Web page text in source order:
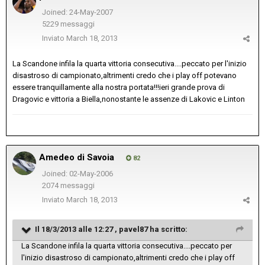
Joined: 24-May-2007
5229 messaggi
Inviato March 18, 2013
La Scandone infila la quarta vittoria consecutiva....peccato per l'inizio
disastroso di campionato,altrimenti credo che i play off potevano
essere tranquillamente alla nostra portata!!!ieri grande prova di
Dragovic e vittoria a Biella,nonostante le assenze di Lakovic e Linton
Amedeo di Savoia 82
Joined: 02-May-2006
2074 messaggi
Inviato March 18, 2013
Il 18/3/2013 alle 12:27 , pavel87 ha scritto:
La Scandone infila la quarta vittoria consecutiva....peccato per
l'inizio disastroso di campionato,altrimenti credo che i play off